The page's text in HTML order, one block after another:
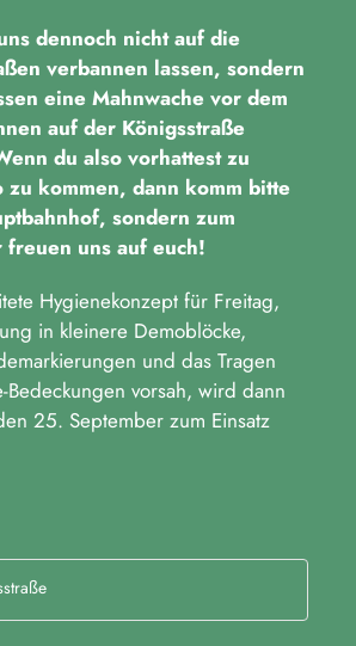
dennoch nicht auf die
verbannen lassen, sondern
eine Mahnwache vor dem
auf der Königsstraße
du also vorhattest zu
zu kommen, dann komm bitte
sondern zum
uns auf euch!
Hygienekonzept für Freitag,
in kleinere Demoblöcke,
und das Tragen
Bedeckungen vorsah, wird dann
25. September zum Einsatz